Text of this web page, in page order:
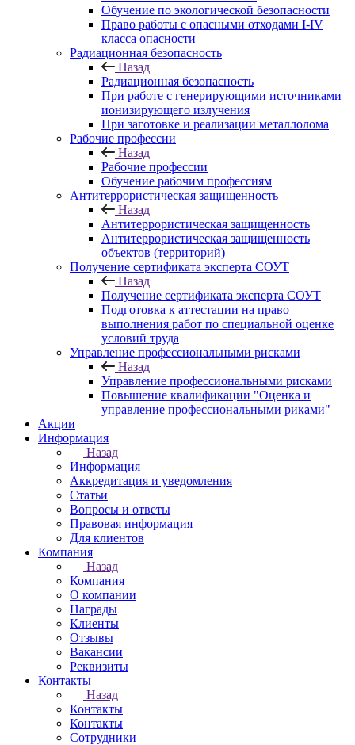
Обучение по экологической безопасности
Право работы с опасными отходами I-IV
класса опасности
Радиационная безопасность
Назад
Радиационная безопасность
При работе с генерирующими источниками
ионизирующего излучения
При заготовке и реализации металлолома
Рабочие профессии
Назад
Рабочие профессии
Обучение рабочим профессиям
Антитеррористическая защищенность
Назад
Антитеррористическая защищенность
Антитеррористическая защищенность
объектов (территорий)
Получение сертификата эксперта СОУТ
Назад
Получение сертификата эксперта СОУТ
Подготовка к аттестации на право
выполнения работ по специальной оценке
условий труда
Управление профессиональными рисками
Назад
Управление профессиональными рисками
Повышение квалификации "Оценка и
управление профессиональными риками"
Акции
Информация
Назад
Информация
Аккредитация и уведомления
Статьи
Вопросы и ответы
Правовая информация
Для клиентов
Компания
Назад
Компания
О компании
Награды
Клиенты
Отзывы
Вакансии
Реквизиты
Контакты
Назад
Контакты
Контакты
Сотрудники